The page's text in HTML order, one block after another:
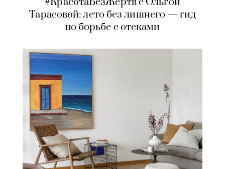
Тарасовой: лето без лишнего — гид
по борьбе с отеками